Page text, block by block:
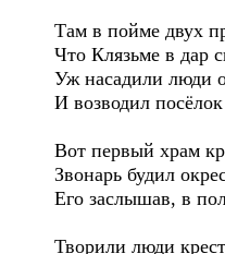
Там в пойме двух
Что Клязьме в дар
Уж насадили люди
И возводил посёлок
Вот первый храм
Звонарь будил
Его заслышав, в
Творили люди